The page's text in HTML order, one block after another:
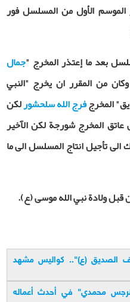
الأول من المسلسل فور
بعد ما إعتذر المخرج "جمال
من المقرر ان يخرج "النبي
المخرجفرج الله سلحشورلكن
المخرج شورجة لكن الآخير
تأجيل انتاج المسلسل الى ما
الصديق (ع)".. كواليس مشهد
محمدي" في أحدث أعماله